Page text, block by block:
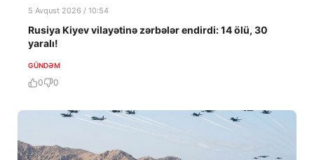
5 Avqust 2026 / 10:54
Rusiya Kiyev vilayətinə zərbələr endirdi: 14 ölü, 30
yaralı!
GÜNDƏM
0 0